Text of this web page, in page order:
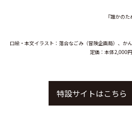
『誰かの
口絵・本文イラスト：落合なごみ（冒険企画局）、か
定価：本体2,000
特設サイトはこちら